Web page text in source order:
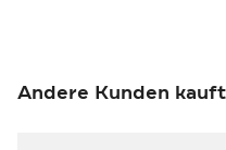
Andere Kunden